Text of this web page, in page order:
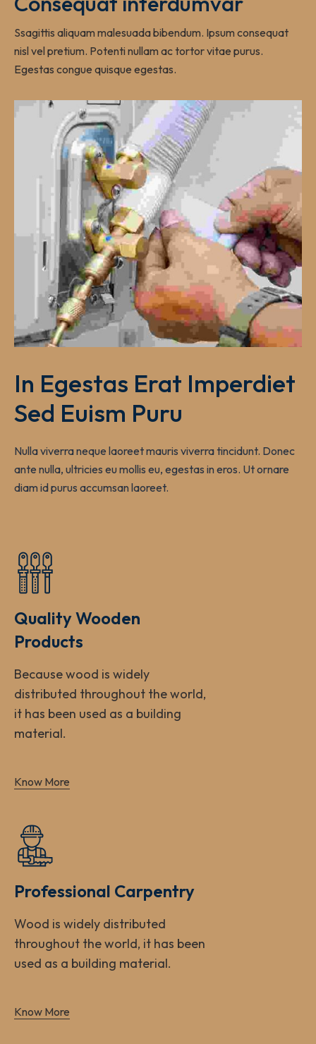
Ssagittis aliquam malesuada bibendum. Ipsum consequat
nisl vel pretium. Potenti nullam ac tortor vitae purus.
Egestas congue quisque egestas.
In Egestas Erat Imperdiet
Sed Euism Puru
Nulla viverra neque laoreet mauris viverra tincidunt. Donec
ante nulla, ultricies eu mollis eu, egestas in eros. Ut ornare
diam id purus accumsan laoreet.
Quality Wooden
Products
Because wood is widely
distributed throughout the world,
it has been used as a building
material.
Know More
Professional Carpentry
Wood is widely distributed
throughout the world, it has been
used as a building material.
Know More